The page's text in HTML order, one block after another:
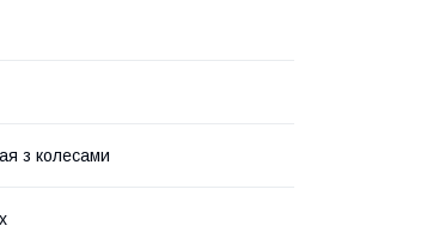
з колесами